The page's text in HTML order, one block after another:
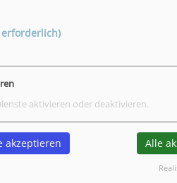
Wir bieten in diesem
niedrigschwellig,
auseinanderzusetzen. Ziel
demokratiefeindliche
Handlungskompetenz im
vermitteln und die
respektvolles,
aktivieren oder deaktivieren.
akzeptieren Alle